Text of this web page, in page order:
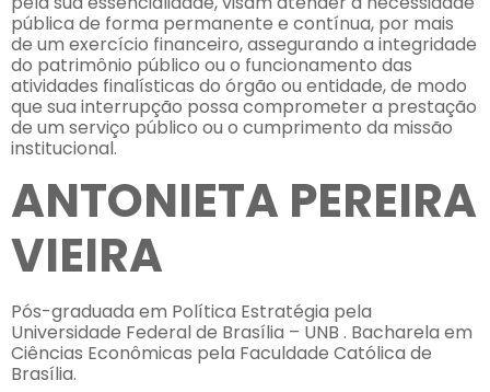
pública de forma permanente e contínua, por mais
de um exercício financeiro, assegurando a integridade
do patrimônio público ou o funcionamento das
atividades finalísticas do órgão ou entidade, de modo
que sua interrupção possa comprometer a prestação
de um serviço público ou o cumprimento da missão
institucional.
ANTONIETA PEREIRA
VIEIRA
Pós-graduada em Política Estratégia pela
Universidade Federal de Brasília – UNB . Bacharela em
Ciências Econômicas pela Faculdade Católica de
Brasília.